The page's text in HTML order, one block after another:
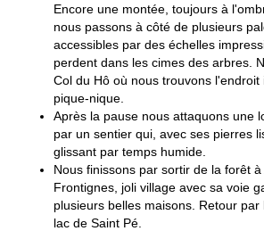
Encore une montée, toujours à
nous passons à côté de plusieurs
accessibles par des échelles
perdent dans les cimes des arbres.
Col du Hô où nous trouvons l'endroit
pique-nique.
Après la pause nous attaquons une
par un sentier qui, avec ses pierres
glissant par temps humide.
Nous finissons par sortir de la forêt
Frontignes, joli village avec sa voie
plusieurs belles maisons. Retour par
lac de Saint Pé.